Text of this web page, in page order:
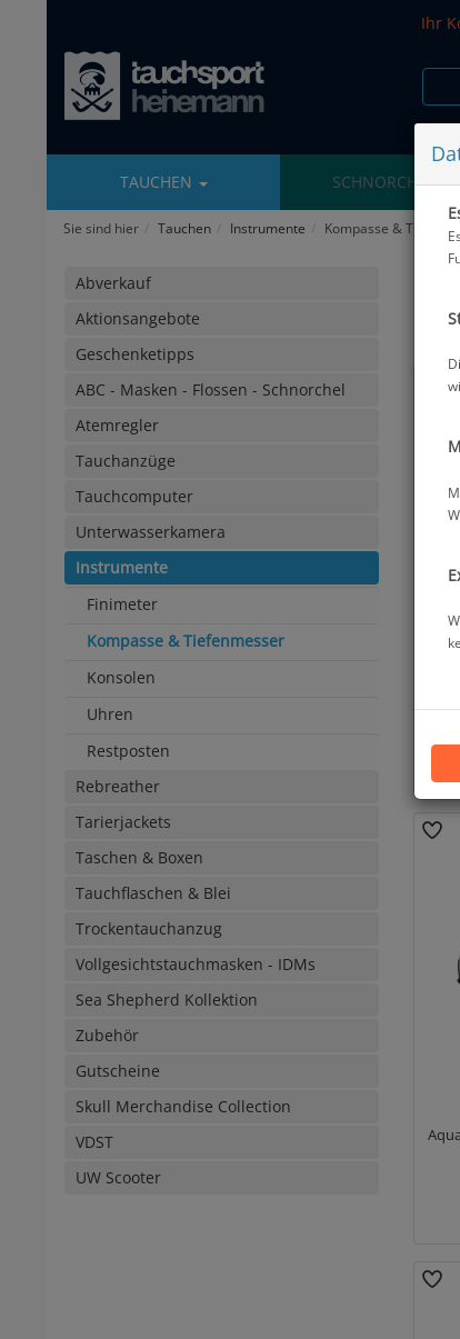
Ihr
TAUCHEN SCHNORCHELN
Sie sind hier Tauchen Instrumente Kompasse &
Abverkauf
Aktionsangebote
Geschenketipps
ABC - Masken - Flossen - Schnorchel
Atemregler
Tauchanzüge
Tauchcomputer
Unterwasserkamera
Instrumente
Finimeter
Kompasse & Tiefenmesser
Konsolen
Uhren
Restposten
Rebreather
Tarierjackets
Taschen & Boxen
Tauchflaschen & Blei
Trockentauchanzug
Vollgesichtstauchmasken - IDMs
Sea Shepherd Kollektion
Zubehör
Gutscheine
Skull Merchandise Collection
VDST
UW Scooter